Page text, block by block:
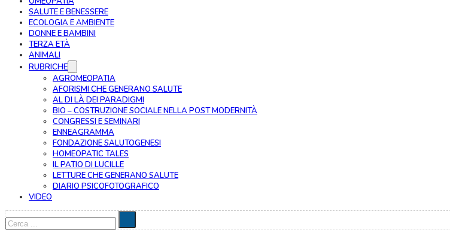
SALUTE E BENESSERE
ECOLOGIA E AMBIENTE
DONNE E BAMBINI
TERZA ETÀ
ANIMALI
RUBRICHE
AGROMEOPATIA
AFORISMI CHE GENERANO SALUTE
AL DI LÀ DEI PARADIGMI
BIO – COSTRUZIONE SOCIALE NELLA POST MODERNITÀ
CONGRESSI E SEMINARI
ENNEAGRAMMA
FONDAZIONE SALUTOGENESI
HOMEOPATIC TALES
IL PATIO DI LUCILLE
LETTURE CHE GENERANO SALUTE
DIARIO PSICOFOTOGRAFICO
VIDEO
Cerca